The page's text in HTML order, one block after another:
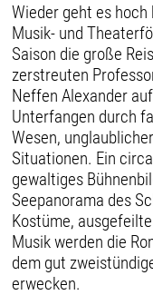
Wieder geht es
Musik- und
Saison die große
zerstreuten
Neffen Alexander
Unterfangen durch
Wesen,
Situationen. Ein
gewaltiges
Seepanorama des
Kostüme,
Musik werden die
dem gut
erwecken.